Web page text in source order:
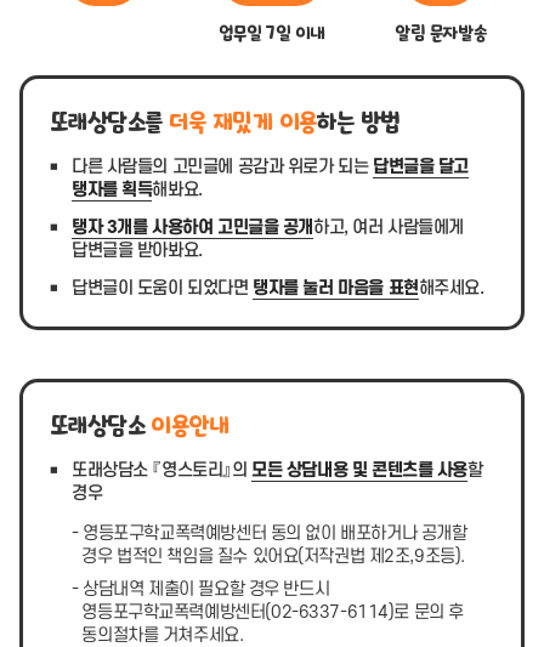
업무일 7일 이내 알림 문자발송
또래상담소를 더욱 재밌게 이용하는 방법
다른 사람들의 고민글에 공감과 위로가 되는 답변글을 달고
탱자를 획득해봐요.
탱자 3개를 사용하여 고민글을 공개 하고, 여러 사람들에게
답변글을 받아봐요.
답변글이 도움이 되었다면 탱자를 눌러 마음을 표현해주세요.
또래상담소 이용안내
또래상담소 『영스토리』의 모든 상담내용 및 콘텐츠를 사용할
경우
- 영등포구학교폭력예방센터 동의 없이 배포하거나 공개할
경우 법적인 책임을 질수 있어요(저작권법 제2조,9조등).
- 상담내역 제출이 필요할 경우 반드시
영등포구학교폭력예방센터(02-6337-6114)로 문의 후
동의절차를 거쳐주세요.